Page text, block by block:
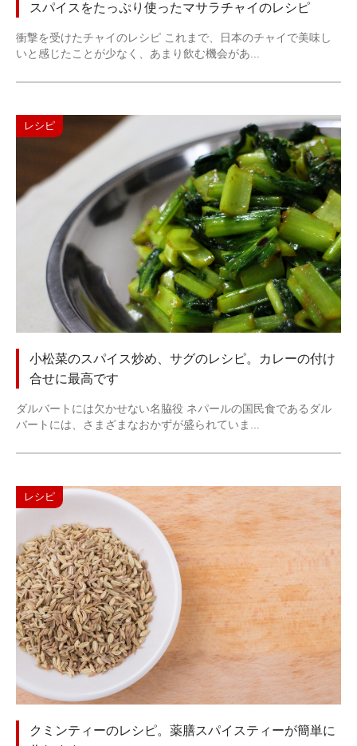
スパイスをたっぷり使ったマサラチャイのレシピ
衝撃を受けたチャイのレシピ これまで、日本のチャイで美味し
いと感じたことが少なく、あまり飲む機会があ...
レシピ
小松菜のスパイス炒め、サグのレシピ。カレーの付け
合せに最高です
ダルバートには欠かせない名脇役 ネパールの国民食であるダル
バートには、さまざまなおかずが盛られていま...
レシピ
クミンティーのレシピ。薬膳スパイスティーが簡単に